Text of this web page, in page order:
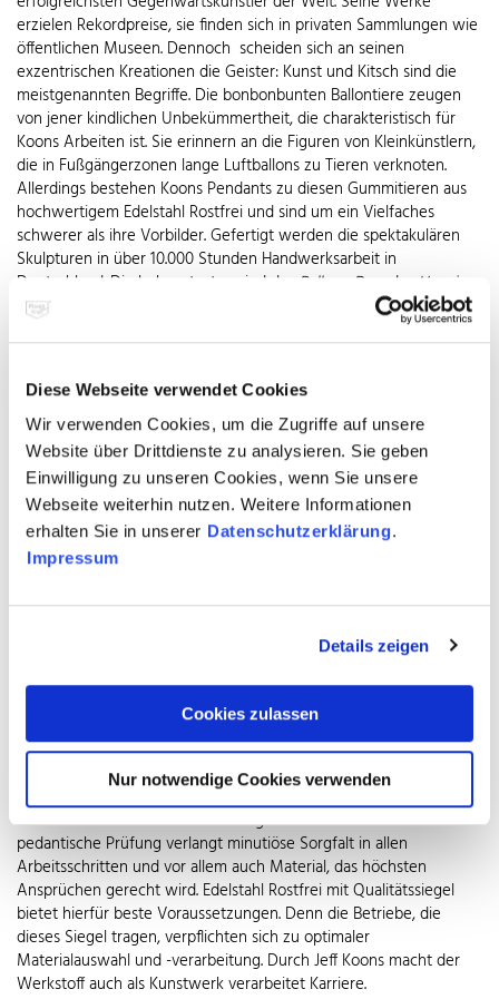
Diese Webseite verwendet Cookies
Wir verwenden Cookies, um die Zugriffe auf unsere
Website über Drittdienste zu analysieren. Sie geben
Einwilligung zu unseren Cookies, wenn Sie unsere
Webseite weiterhin nutzen. Weitere Informationen
erhalten Sie in unserer Datenschutzerklärung.
Impressum
Details zeigen
Cookies zulassen
Nur notwendige Cookies verwenden
erzielen Rekordpreise, sie finden sich in privaten Sammlungen wie
öffentlichen Museen. Dennoch scheiden sich an seinen
exzentrischen Kreationen die Geister: Kunst und Kitsch sind die
meistgenannten Begriffe. Die bonbonbunten Ballontiere zeugen
von jener kindlichen Unbekümmertheit, die charakteristisch für
Koons Arbeiten ist. Sie erinnern an die Figuren von Kleinkünstlern,
die in Fußgängerzonen lange Luftballons zu Tieren verknoten.
Allerdings bestehen Koons Pendants zu diesen Gummitieren aus
hochwertigem Edelstahl Rostfrei und sind um ein Vielfaches
schwerer als ihre Vorbilder. Gefertigt werden die spektakulären
Skulpturen in über 10.000 Stunden Handwerksarbeit in
Deutschland. Die bekanntesten sind der
Balloon Dog , das
Hanging
Heart
-Serie. Koons
Innenhof der Norddeutschen Landesbank in Hannover die
Aufmerksamkeit auf sich. DieTulips, aber auch die anderen
Skulpturen, werden in einer sorgsam erbauten doppelwandigen
Gussform aus flüssigem Edelstahl Rostfrei gefertigt. Jedes Element,
bei den Tulpen also jede Blüte, wird einzeln gegossen und in
einem extrem aufwändigen Prozess von Hand – vielfach sogar mit
Zahntechniker-Instrumenten – geschliffen und poliert. Für zehn
Quadratzentimeter braucht der deutsche Metallbauer, der sonst
Geländer, Brüstungen und Dachkonstruktionen fertigt, nicht selten
schweren Blüten ihre hochglänzende Oberfläche aus Edelstahl
Rostfrei, deren Spiegelung an den Glanz nostalgischer
Christbaumkugeln erinnert. Die hochglanzpolierte rostfreie
Edelstahloberfläche wird für die endgültige Wirkung nochmals
grundiert. Danach erhalten sie ihre farbigen Lackschichten, von
denen jede vor dem nächsten Auftrag erst wieder sorgsam poliert
werden muss. Bis zu 14 Arbeitsgänge sind erforderlich, bis der von
Jeff Koons exakt vorgegebene Farbton perfekt ist. Um die farbige
Skulptur vor Ausbleichung durch UV-Strahlung zu schützen, erhält
sie abschließend eine Beschichtung mit Klarlack. Koons
pedantische Prüfung verlangt minutiöse Sorgfalt in allen
Arbeitsschritten und vor allem auch Material, das höchsten
Ansprüchen gerecht wird. Edelstahl Rostfrei mit Qualitätssiegel
bietet hierfür beste Voraussetzungen. Denn die Betriebe, die
dieses Siegel tragen, verpflichten sich zu optimaler
Materialauswahl und -verarbeitung. Durch Jeff Koons macht der
Werkstoff auch als Kunstwerk verarbeitet Karriere.